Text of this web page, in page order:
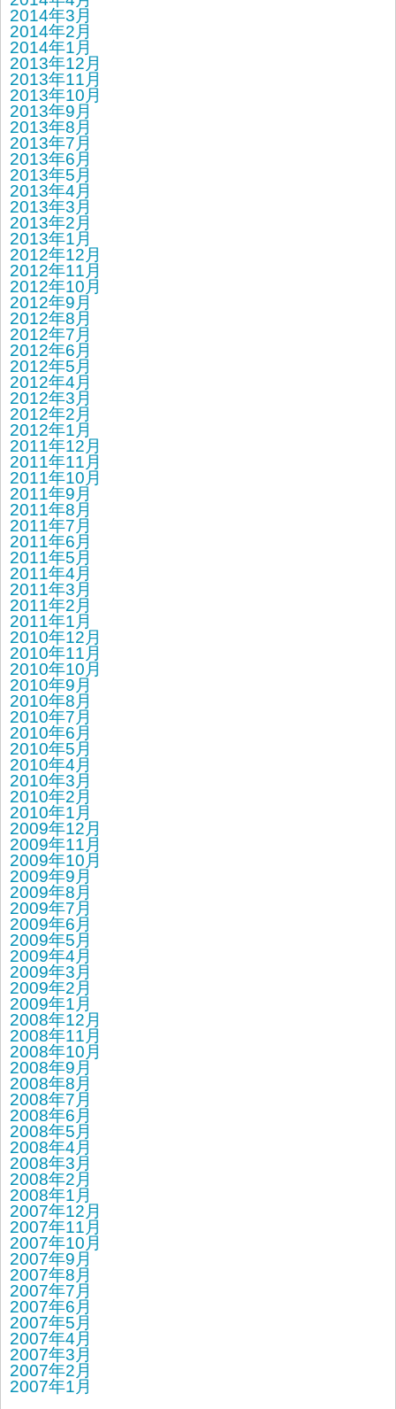
2014年3月
2014年2月
2014年1月
2013年12月
2013年11月
2013年10月
2013年9月
2013年8月
2013年7月
2013年6月
2013年5月
2013年4月
2013年3月
2013年2月
2013年1月
2012年12月
2012年11月
2012年10月
2012年9月
2012年8月
2012年7月
2012年6月
2012年5月
2012年4月
2012年3月
2012年2月
2012年1月
2011年12月
2011年11月
2011年10月
2011年9月
2011年8月
2011年7月
2011年6月
2011年5月
2011年4月
2011年3月
2011年2月
2011年1月
2010年12月
2010年11月
2010年10月
2010年9月
2010年8月
2010年7月
2010年6月
2010年5月
2010年4月
2010年3月
2010年2月
2010年1月
2009年12月
2009年11月
2009年10月
2009年9月
2009年8月
2009年7月
2009年6月
2009年5月
2009年4月
2009年3月
2009年2月
2009年1月
2008年12月
2008年11月
2008年10月
2008年9月
2008年8月
2008年7月
2008年6月
2008年5月
2008年4月
2008年3月
2008年2月
2008年1月
2007年12月
2007年11月
2007年10月
2007年9月
2007年8月
2007年7月
2007年6月
2007年5月
2007年4月
2007年3月
2007年2月
2007年1月